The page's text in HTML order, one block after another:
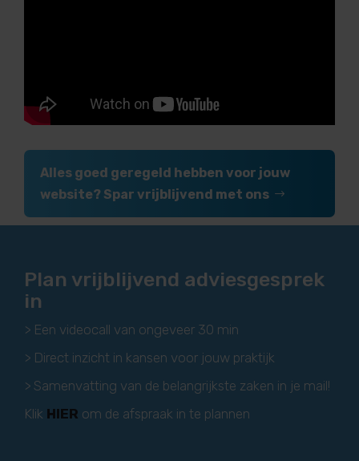
Alles goed geregeld hebben voor jouw
website? Spar vrijblijvend met ons
Plan vrijblijvend adviesgesprek
in
> Een videocall van ongeveer 30 min
> Direct inzicht in kansen voor jouw praktijk
> Samenvatting van de belangrijkste zaken in je mail!
Klik HIER om de afspraak in te plannen